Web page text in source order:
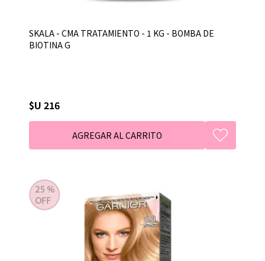
SKALA - CMA TRATAMIENTO - 1 KG - BOMBA DE
BIOTINA G
$U 216